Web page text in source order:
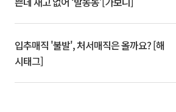
입추매직 '불발', 처서매직은 올까요? [해
시태그]